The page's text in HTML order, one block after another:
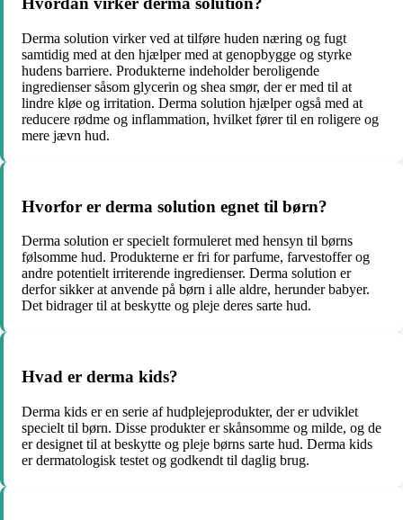
Derma solution virker ved at tilføre huden næring og fugt
samtidig med at den hjælper med at genopbygge og styrke
hudens barriere. Produkterne indeholder beroligende
ingredienser såsom glycerin og shea smør, der er med til at
lindre kløe og irritation. Derma solution hjælper også med at
reducere rødme og inflammation, hvilket fører til en roligere og
mere jævn hud.
Hvorfor er derma solution egnet til børn?
Derma solution er specielt formuleret med hensyn til børns
følsomme hud. Produkterne er fri for parfume, farvestoffer og
andre potentielt irriterende ingredienser. Derma solution er
derfor sikker at anvende på børn i alle aldre, herunder babyer.
Det bidrager til at beskytte og pleje deres sarte hud.
Hvad er derma kids?
Derma kids er en serie af hudplejeprodukter, der er udviklet
specielt til børn. Disse produkter er skånsomme og milde, og de
er designet til at beskytte og pleje børns sarte hud. Derma kids
er dermatologisk testet og godkendt til daglig brug.